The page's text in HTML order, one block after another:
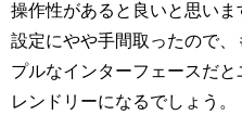
操作性があると良いと思いま
設定にやや手間取ったので、
プルなインターフェースだと
レンドリーになるでしょう。